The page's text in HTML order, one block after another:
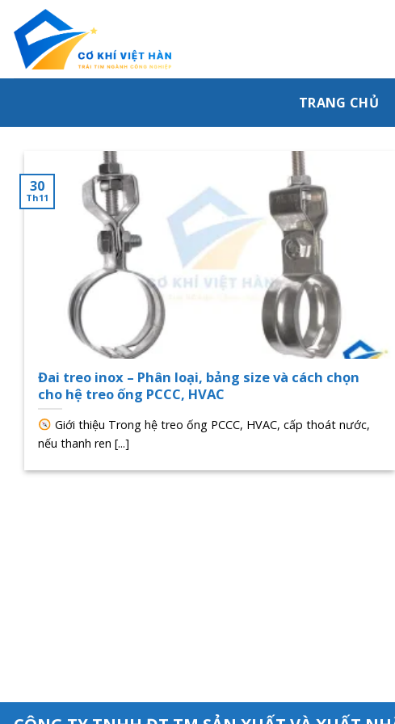
content
TRANG CHỦ
Đai treo inox – Phân loại, bảng size và cách chọn
cho hệ treo ống PCCC, HVAC
Giới thiệu Trong hệ treo ống PCCC, HVAC, cấp thoát nước,
nếu thanh ren [...]
30
Th11